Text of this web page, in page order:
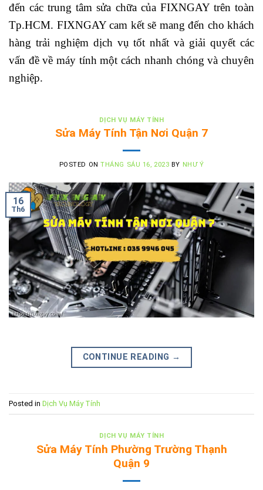
đến các trung tâm sửa chữa của FIXNGAY trên toàn
Tp.HCM. FIXNGAY cam kết sẽ mang đến cho khách
hàng trải nghiệm dịch vụ tốt nhất và giải quyết các
vấn đề về máy tính một cách nhanh chóng và chuyên
nghiệp.
DỊCH VỤ MÁY TÍNH
Sửa Máy Tính Tận Nơi Quận 7
POSTED ONTHÁNG SÁU 16, 2023 BY NHƯ Ý
16
Th6
CONTINUE READING →
Posted in Dịch Vụ Máy Tính
DỊCH VỤ MÁY TÍNH
Sửa Máy Tính Phường Trường Thạnh
Quận 9